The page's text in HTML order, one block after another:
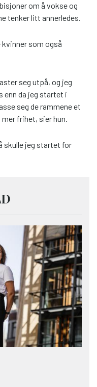
om å vokse og
tenker litt annerledes.
som også
seg utpå, og jeg
enn da jeg startet i
seg de rammene et
frihet, sier hun.
skulle jeg startet for